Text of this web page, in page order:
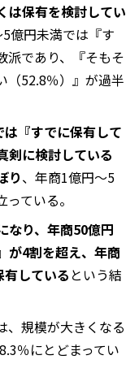
は保有を検討してい
億円未満では『す
派であり、『そもそ
（52.8％）』が過半
『すでに保有して
剣に検討している
り、年商1億円〜5
ている。
なり、年商50億円
が4割を超え、年商
している という結
、規模が大きくなる
％にとどまってい